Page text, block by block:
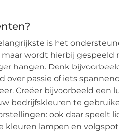
is het
maar wordt hierbij
hangen. Denk
over passie of iets
Creëer bijvoorbeeld een
bedrijfskleuren te
ook daar speelt
kleuren lampen en